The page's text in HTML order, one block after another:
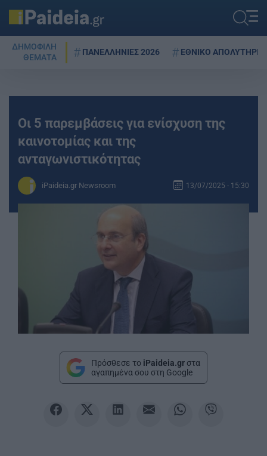
ΔΗΜΟΦΙΛΗ
ΘΕΜΑΤΑ
ΠΑΝΕΛΛΗΝΙΕΣ 2026 ΕΘΝΙΚΟ ΑΠΟΛΥΤΗΡΙΟ
Οι 5 παρεμβάσεις για ενίσχυση της
καινοτομίας και της
ανταγωνιστικότητας
iPaideia.gr Newsroom 13/07/2025 - 15:30
Πρόσθεσε το iPaideia.gr στα
αγαπημένα σου στη Google